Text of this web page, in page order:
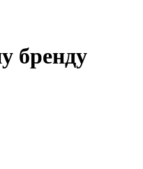
бренду